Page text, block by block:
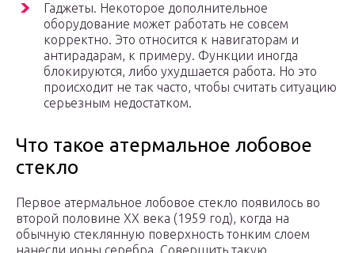
Гаджеты. Некоторое дополнительное
оборудование может работать не совсем
корректно. Это относится к навигаторам и
антирадарам, к примеру. Функции иногда
блокируются, либо ухудшается работа. Но это
происходит не так часто, чтобы считать ситуацию
серьезным недостатком.
Что такое атермальное лобовое
стекло
Первое атермальное лобовое стекло появилось во
второй половине XX века (1959 год), когда на
обычную стеклянную поверхность тонким слоем
нанесли ионы серебра. Совершить такую